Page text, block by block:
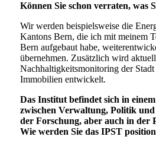
Können Sie schon verraten, was
Wir werden beispielsweise die
Kantons Bern, die ich mit meinem
Bern aufgebaut habe,
übernehmen. Zusätzlich wird
Nachhaltigkeitsmonitoring der
Immobilien entwickelt.
Das Institut befindet sich in
zwischen Verwaltung, Politik
der Forschung, aber auch in der
Wie werden Sie das IPST